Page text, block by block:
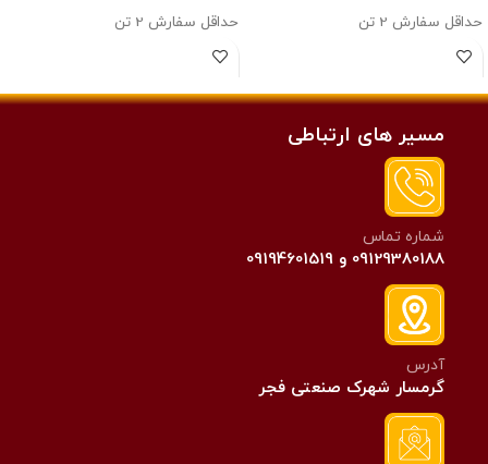
حداقل سفارش 2 تن
حدود درصد خلوص 95
حداقل سفارش 2 تن
حدود درصد خلوص 98.5 درصد
مسیر های ارتباطی
شماره تماس
09129380188 و 09194601519
آدرس
گرمسار شهرک صنعتی فجر